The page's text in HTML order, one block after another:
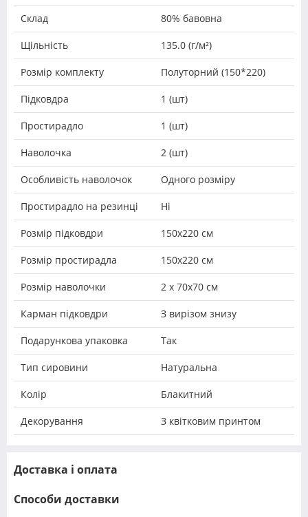
Склад 80% бавовна
Щільність 135.0 (г/м²)
Розмір комплекту Полуторний (150*220)
Підковдра 1 (шт)
Простирадло 1 (шт)
Наволочка 2 (шт)
Особливість наволочок Одного розміру
Простирадло на резинці Ні
Розмір підковдри 150х220 см
Розмір простирадла 150х220 см
Розмір наволочки 2 х 70х70 см
Карман підковдри З вирізом знизу
Подарункова упаковка Так
Тип сировини Натуральна
Колір Блакитний
Декорування З квітковим принтом
Доставка і оплата
Способи доставки